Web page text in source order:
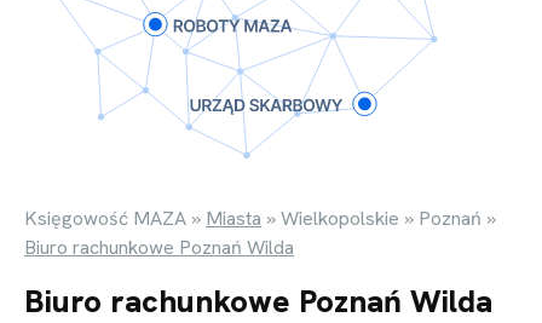
Księgowość MAZA » Miasta »Wielkopolskie » Poznań »
Biuro rachunkowe Poznań Wilda
Biuro rachunkowe Poznań Wilda